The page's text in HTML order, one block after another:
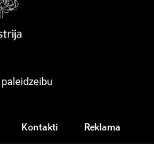
paleidzeibu
Kontakti Reklama